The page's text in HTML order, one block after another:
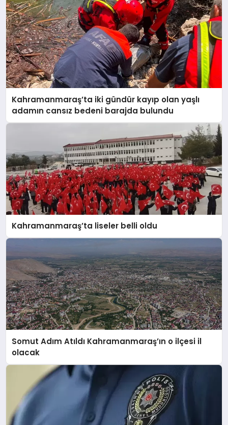
Kahramanmaraş’ta iki gündür kayıp olan yaşlı
adamın cansız bedeni barajda bulundu
Kahramanmaraş’ta liseler belli oldu
Somut Adım Atıldı Kahramanmaraş’ın o ilçesi il
olacak